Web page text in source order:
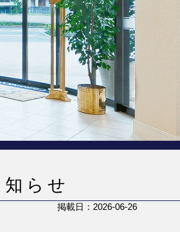
らせ
掲載日：2026-06-26